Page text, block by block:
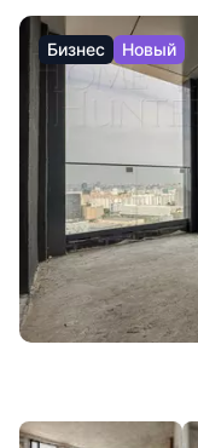
Бизнес Новый